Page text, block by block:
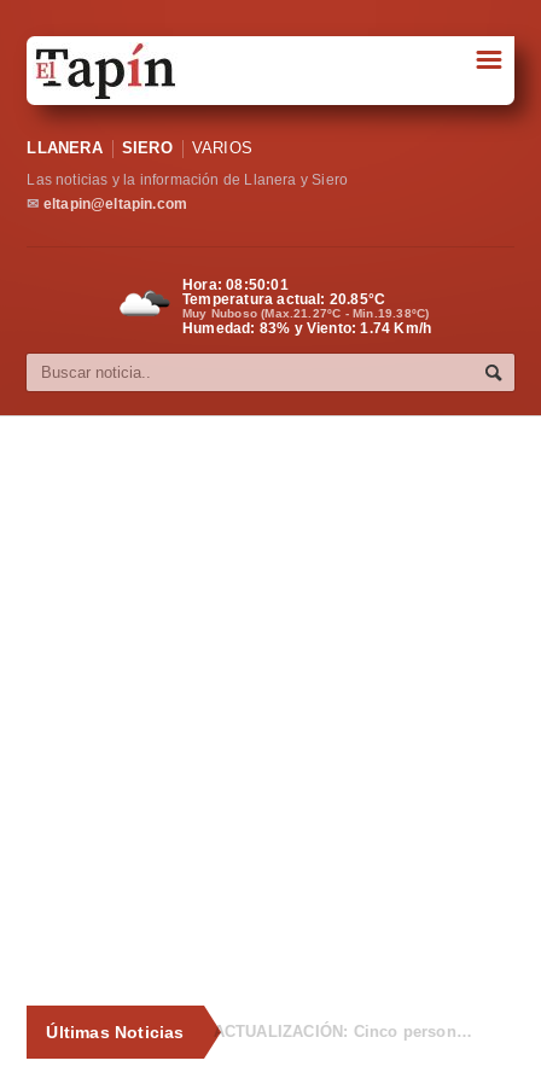
Sociedad
Política
Cultura
☰
LLANERA SIERO VARIOS
Las noticias y la información de Llanera y Siero
✉ eltapin@eltapin.com
Hora:08:50:01
Temperatura actual: 20.85°C
Muy Nuboso (Max.21.27ºC - Min.19.38ºC)
Humedad: 83% y Viento: 1.74 Km/h
Últimas Noticias La Asociación de Vecinos de Tiñana propone al Ayuntamiento medidas para frenar los vertidos incontrolados de enseres